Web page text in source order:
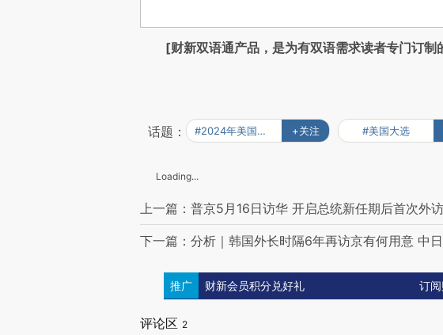
[财新双语通产品，是为有双语需求读者专门订制
话题： #2024年美国大选 +关注 #美国大选
Loading...
上一篇：普京5月16日访华 开启总统新任期后首次外访
下一篇：分析｜韩国外长时隔6年再访京有何用意 中
推广 财新会员积分兑好礼 订
评论区 2